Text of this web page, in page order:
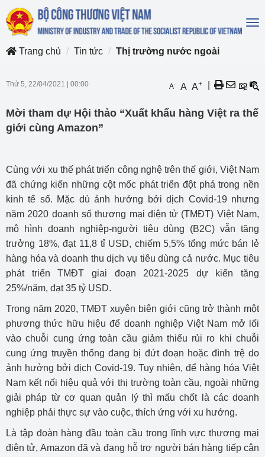
Trang chủ
Tin tức Thị trường nước ngoài
Thứ 5, 22/04/2021 00:00 A- A A+
Mời tham dự Hội thảo “Xuất khẩu hàng Việt ra thế
giới cùng Amazon”
Cùng với xu thế phát triển công nghệ trên thế giới, Việt Nam
đã chứng kiến những cột mốc phát triển đột phá trong nền
kinh tế số. Mặc dù ảnh hưởng bởi dịch Covid-19 nhưng
năm 2020 doanh số thương mại điện tử (TMĐT) Việt Nam,
mô hình doanh nghiệp-người tiêu dùng (B2C) vẫn tăng
trưởng 18%, đạt 11,8 tỉ USD, chiếm 5,5% tổng mức bán lẻ
hàng hóa và doanh thu dịch vụ tiêu dùng cả nước. Mục tiêu
phát triển TMĐT giai đoạn 2021-2025 dự kiến tăng
25%/năm, đạt 35 tỷ USD.
Trong năm 2020, TMĐT xuyên biên giới cũng trở thành một
phương thức hữu hiệu để doanh nghiệp Việt Nam mở lối
vào chuỗi cung ứng toàn cầu giảm thiểu rủi ro khi chuỗi
cung ứng truyền thống đang bị đứt đoạn hoặc đình trệ do
ảnh hưởng bởi dịch Covid-19. Tuy nhiên, để hàng hóa Việt
Nam kết nối hiệu quả với thị trường toàn cầu, ngoài những
giải pháp từ cơ quan quản lý thì mấu chốt là các doanh
nghiệp phải thực sự vào cuộc, thích ứng với xu hướng.
Là tập đoàn hàng đầu toàn cầu trong lĩnh vực thương mại
điện tử, Amazon đã và đang hỗ trợ người bán hàng tiếp cận